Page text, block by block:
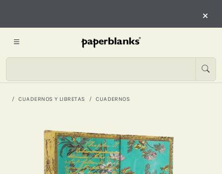
×
CUADERNOS Y LIBRETAS CUADERNOS